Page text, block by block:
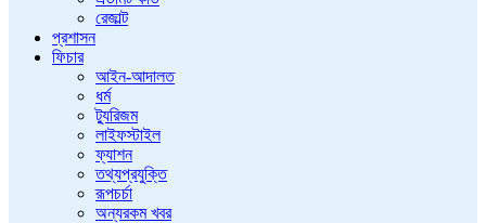
রেজাল্ট
প্রশাসন
ফিচার
আইন-আদালত
ধর্ম
ট্যুরিজম
লাইফস্টাইল
ফ্যাশন
তথ্যপ্রযুক্তি
রূপচর্চা
অন্যরকম খবর